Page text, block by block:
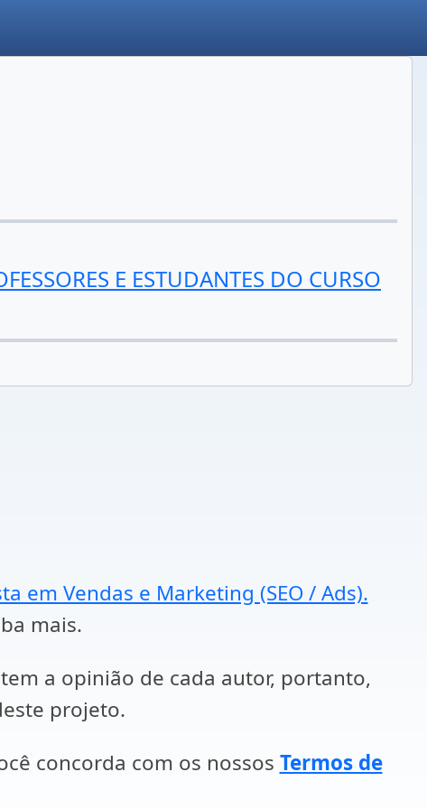
E ESTUDANTES DO CURSO
em Vendas e Marketing (SEO / Ads).
mais.
a opinião de cada autor, portanto,
projeto.
concorda com os nossos Termos de